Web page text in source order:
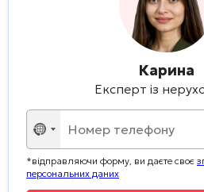
Карина
Експерт із
Не
вибрано
жодної
країни
*відправляючи форму, ви даєте своє
персональних даних